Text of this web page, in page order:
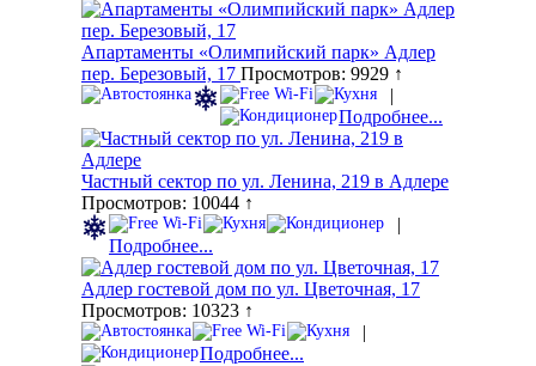
Апартаменты «Олимпийский парк» Адлер
пер. Березовый, 17 Просмотров: 9929 ↑
|
Подробнее...
Частный сектор по ул. Ленина, 219 в Адлере
Просмотров: 10044 ↑
|
Подробнее...
Адлер гостевой дом по ул. Цветочная, 17
Просмотров: 10323 ↑
|
Подробнее...